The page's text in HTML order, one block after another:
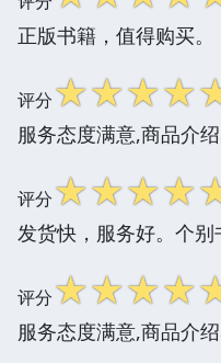
正版书籍，值得购买。
评分☆☆☆☆
服务态度满意,商品介
评分☆☆☆☆
发货快，服务好。个
评分☆☆☆☆
服务态度满意,商品介